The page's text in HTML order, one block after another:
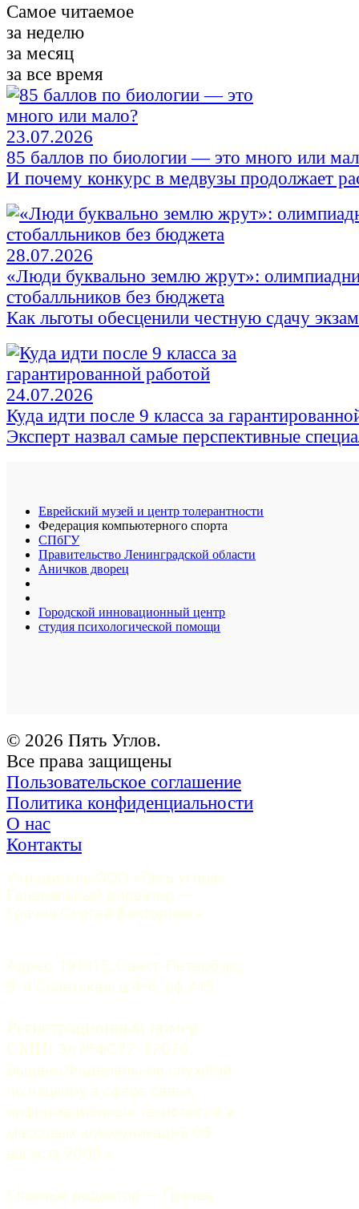
Самое читаемое
за неделю
за месяц
за все время
23.07.2026
85 баллов по биологии — это много или
И почему конкурс в медвузы продолжает
28.07.2026
«Люди буквально землю жрут»:
стобалльников без бюджета
Как льготы обесценили честную сдачу
24.07.2026
Куда идти после 9 класса за
Эксперт назвал самые перспективные
Еврейский музей и центр толерантности
Федерация компьютерного спорта
СПбГУ
Правительство Ленинградской области
Аничков дворец
Городской инновационный центр
студия психологической помощи
© 2026 Пять Углов.
Все права защищены
Пользовательское соглашение
Политика конфиденциальности
О нас
Контакты
Учредитель ООО «Пять углов».
Генеральный директор —
Грачев Сергей Викторович
Адрес: 191015, Санкт-Петербург,
9-я Советская, д.4-6, оф.415
Регистрационный номер
СМИ: Эл №ФС77-37070.
Выдано Федеральной службой
по надзору в сфере связи,
информационных технологий и
массовых коммуникаций 06
августа 2009 г.
Главный редактор — Грачев